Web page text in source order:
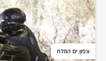
צפון ים המלח